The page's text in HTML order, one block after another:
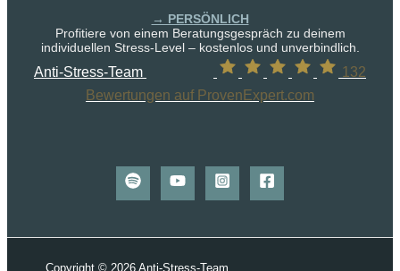
→ PERSÖNLICH
Profitiere von einem Beratungsgespräch zu deinem
individuellen Stress-Level – kostenlos und unverbindlich.
Anti-Stress-Team
132
Bewertungen auf ProvenExpert.com
Copyright © 2026 Anti-Stress-Team